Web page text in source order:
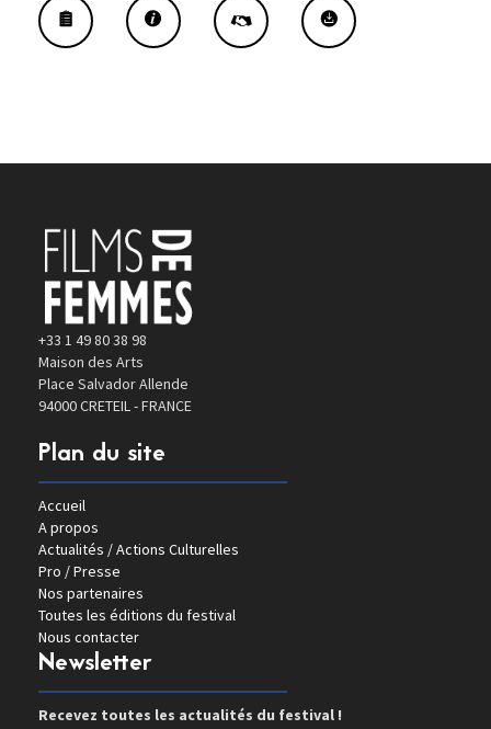
+33 1 49 80 38 98
Maison des Arts
Place Salvador Allende
94000 CRETEIL - FRANCE
Plan du site
Accueil
A propos
Actualités / Actions Culturelles
Pro / Presse
Nos partenaires
Toutes les éditions du festival
Nous contacter
Newsletter
Recevez toutes les actualités du festival !